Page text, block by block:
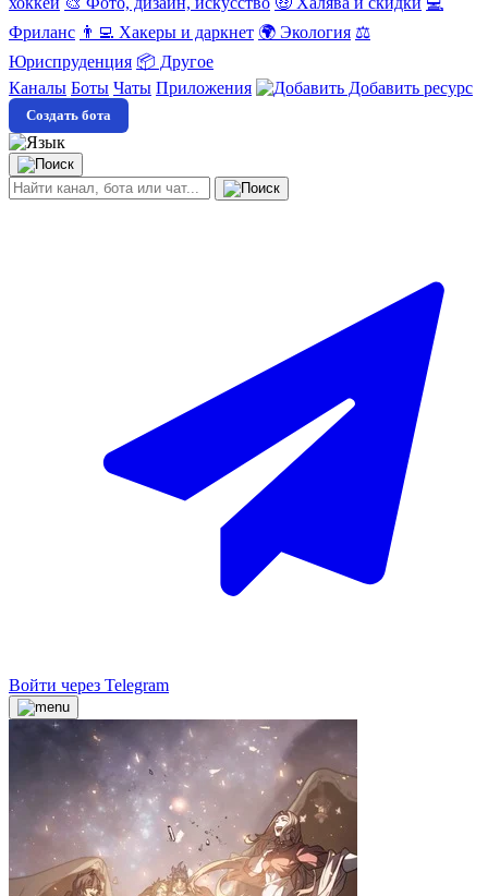
Фриланс 👨‍💻 Хакеры и даркнет 🌍 Экология ⚖️
Юриспруденция 📦 Другое
Каналы Боты Чаты Приложения Добавить ресурс
Создать бота
Войти через Telegram